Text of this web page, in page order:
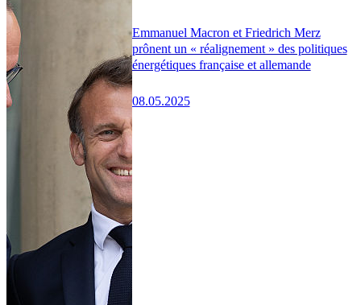
Emmanuel Macron et Friedrich Merz
prônent un « réalignement » des politiques
énergétiques française et allemande
08.05.2025